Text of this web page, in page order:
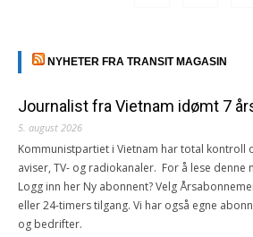
NYHETER FRA TRANSIT MAGASIN
Journalist fra Vietnam idømt 7
5. august 2026
Kommunistpartiet i Vietnam har total kontroll
aviser, TV- og radiokanaler. For å lese denne
Logg inn her Ny abonnent? Velg
eller 24-timers tilgang. Vi har også egne
og bedrifter.